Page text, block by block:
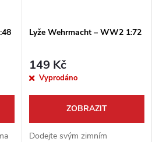
Lyže Wehrmacht – WW2 1:72
149 Kč
Vyprodáno
ZOBRAZIT
Dodejte svým zimním